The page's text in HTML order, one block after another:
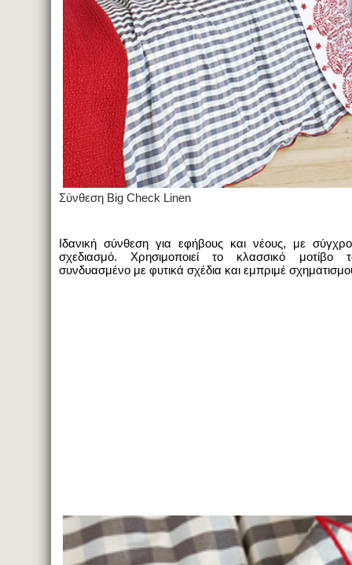
Σύνθεση Big Check Linen
Ιδανική σύνθεση για εφήβους και νέους, με
σχεδιασμό. Χρησιμοποιεί το κλασσικό
συνδυασμένο με φυτικά σχέδια και εμπριμέ